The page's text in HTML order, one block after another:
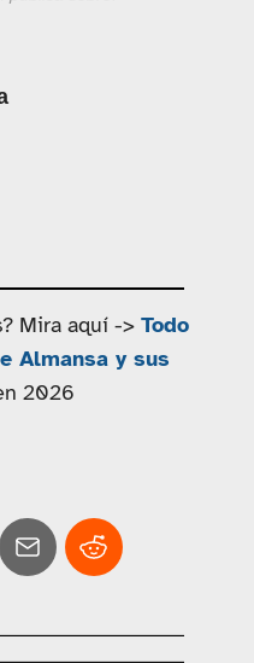
Mira aquí -> Todo
Almansa y sus
2026